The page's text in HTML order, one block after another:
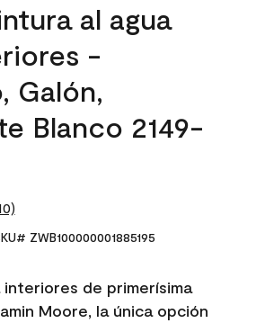
al agua
-
Galón,
Blanco 2149-
ZWB100000001885195
de primerísima
Moore, la única opción